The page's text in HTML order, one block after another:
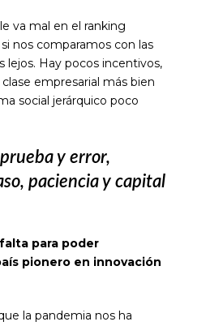
va mal en el ranking
nos comparamos con las
lejos. Hay pocos incentivos,
empresarial más bien
social jerárquico poco
y error,
pacienciay capital
para poder
pionero en innovación
la pandemia nos ha